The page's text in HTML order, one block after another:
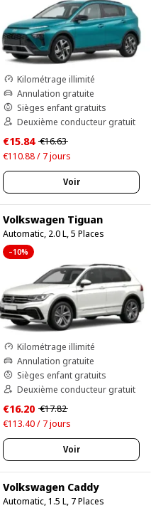
Kilométrage illimité
Annulation gratuite
Sièges enfant gratuits
Deuxième conducteur gratuit
€15.84 €16.63
€110.88 / 7 jours
Voir
Volkswagen Tiguan
Automatic, 2.0 L, 5 Places
–10%
Kilométrage illimité
Annulation gratuite
Sièges enfant gratuits
Deuxième conducteur gratuit
€16.20 €17.82
€113.40 / 7 jours
Voir
Volkswagen Caddy
Automatic, 1.5 L, 7 Places